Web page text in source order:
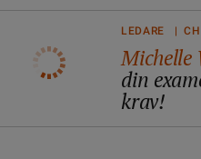
LEDARE |
Michelle
din
krav!